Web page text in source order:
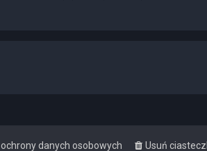
Usuń
danych osobowych